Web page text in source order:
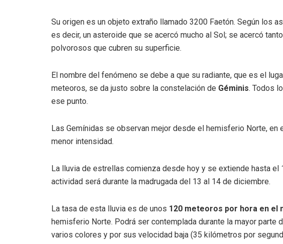
Su origen es un objeto extraño llamado 3200 Faetón. Según los
es decir, un asteroide que se acercó mucho al Sol; se acercó
polvorosos que cubren su superficie.
El nombre del fenómeno se debe a que su radiante, que es el
meteoros, se da justo sobre la constelación de Géminis. Todos
ese punto.
Las Gemínidas se observan mejor desde el hemisferio Norte, en
menor intensidad.
La lluvia de estrellas comienza desde hoy y se extiende hasta
actividad será durante la madrugada del 13 al 14 de diciembre.
La tasa de esta lluvia es de unos 120 meteoros por hora en el
hemisferio Norte. Podrá ser contemplada durante la mayor parte
varios colores y por sus velocidad baja (35 kilómetros por